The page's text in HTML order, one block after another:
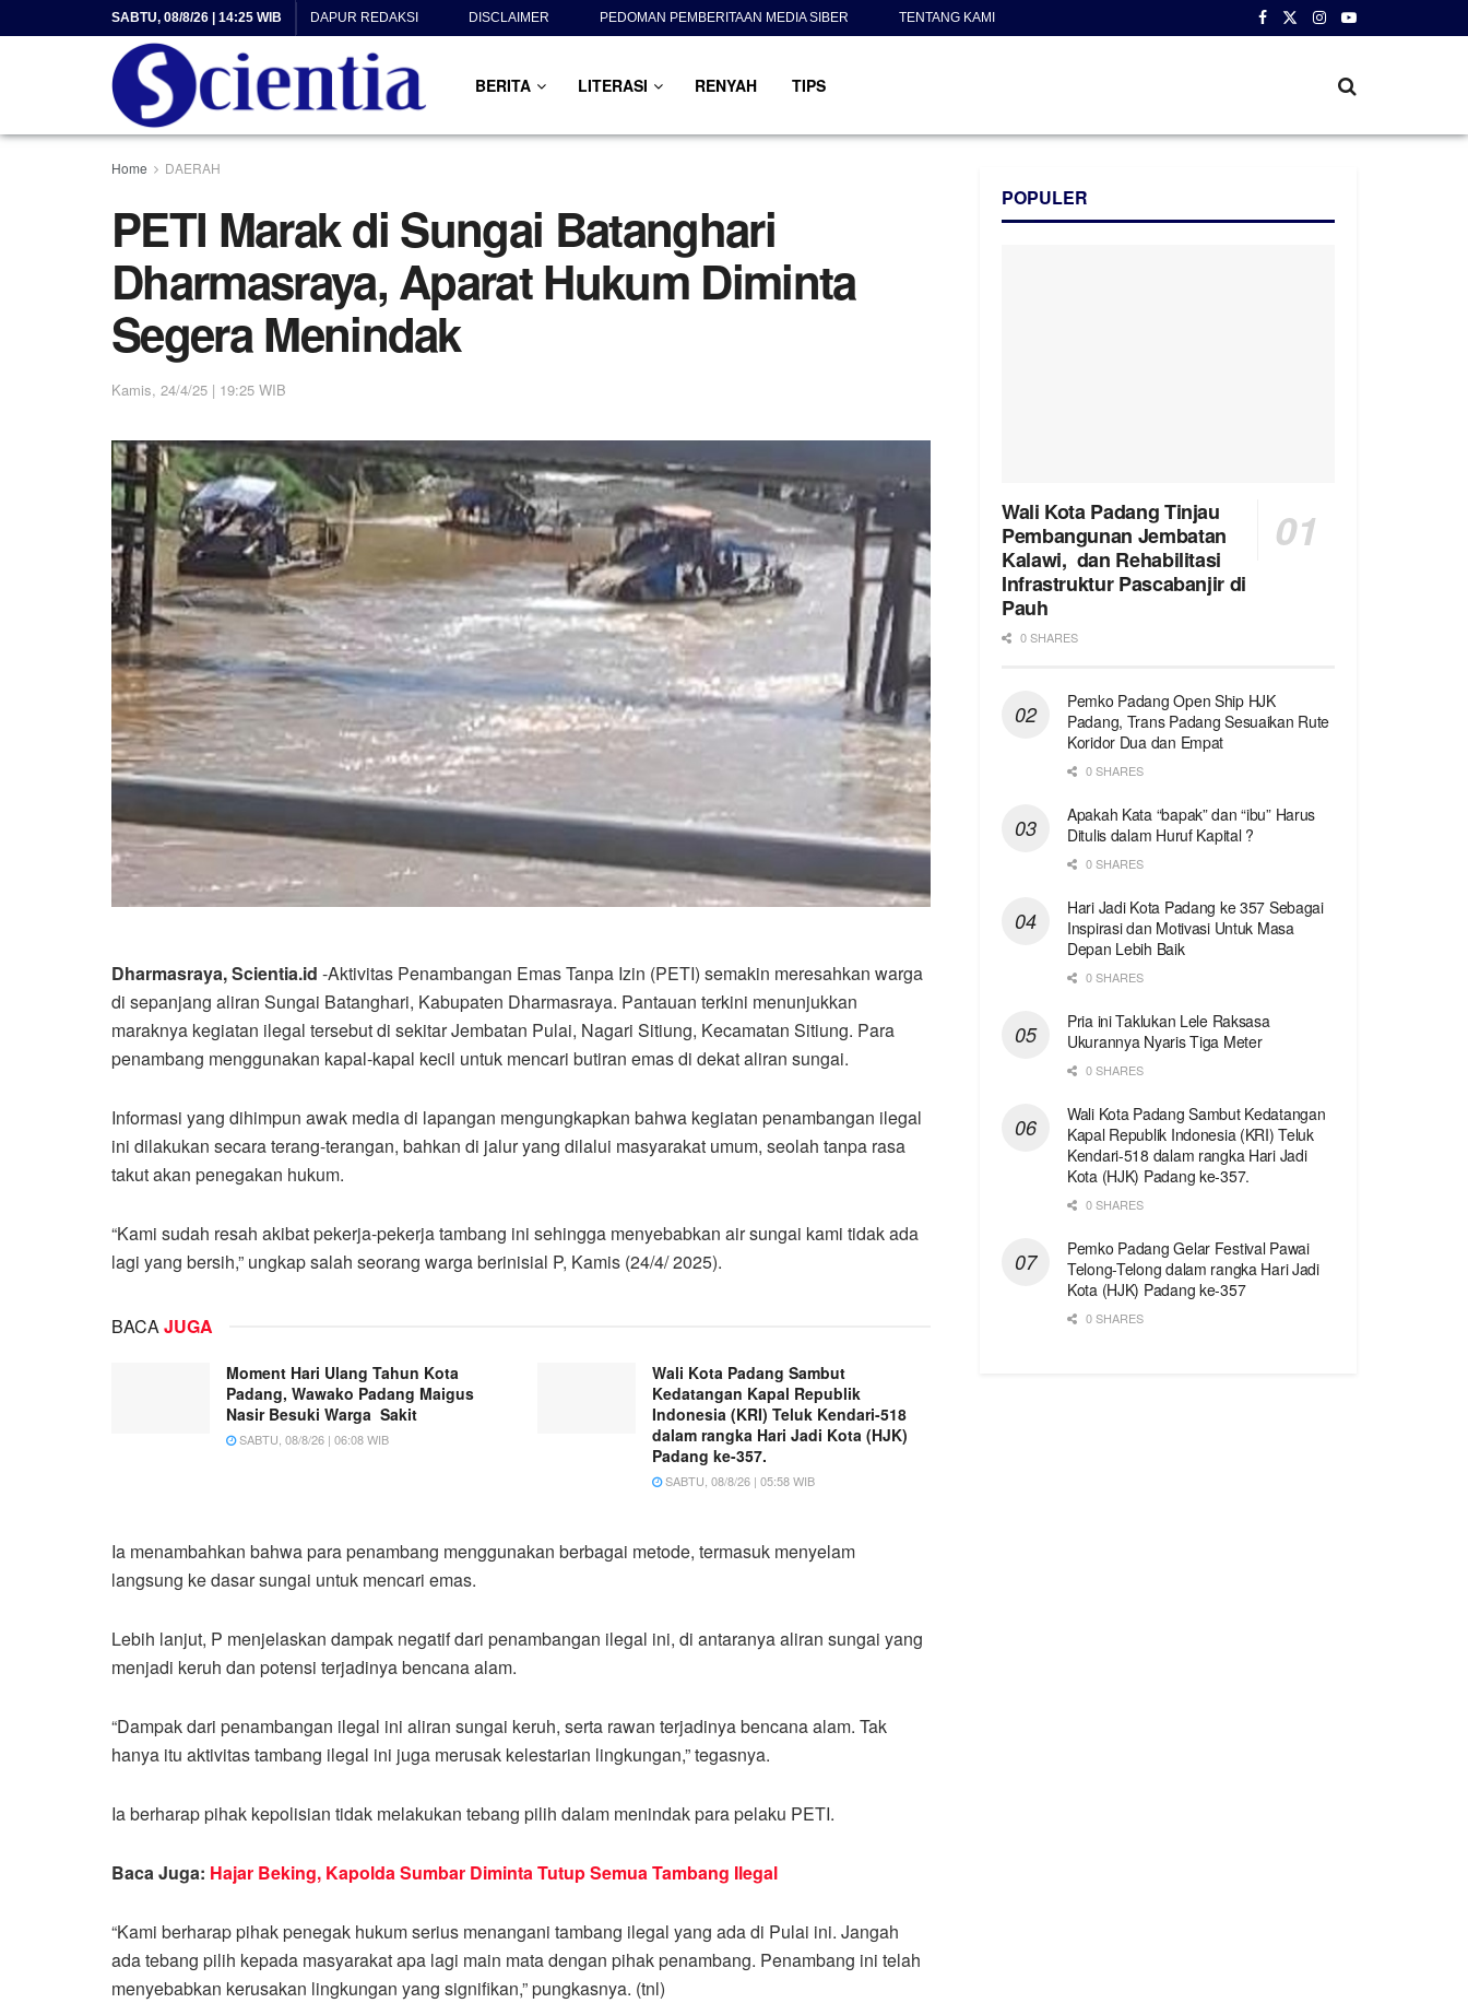
SABTU, 08/8/26 | 14:25 WIB DAPUR REDAKSI DISCLAIMER PEDOMAN PEMBERITAAN MEDIA SIBER TENTANG KAMI
BERITA LITERASI RENYAH TIPS
Home DAERAH
PETI Marak di Sungai Batanghari
Dharmasraya, Aparat Hukum Diminta
Segera Menindak
Kamis, 24/4/25 | 19:25 WIB
Dharmasraya, Scientia.id -Aktivitas Penambangan Emas Tanpa Izin (PETI) semakin meresahkan warga
di sepanjang aliran Sungai Batanghari, Kabupaten Dharmasraya. Pantauan terkini menunjukkan
maraknya kegiatan ilegal tersebut di sekitar Jembatan Pulai, Nagari Sitiung, Kecamatan Sitiung. Para
penambang menggunakan kapal-kapal kecil untuk mencari butiran emas di dekat aliran sungai.
Informasi yang dihimpun awak media di lapangan mengungkapkan bahwa kegiatan penambangan ilegal
ini dilakukan secara terang-terangan, bahkan di jalur yang dilalui masyarakat umum, seolah tanpa rasa
takut akan penegakan hukum.
“Kami sudah resah akibat pekerja-pekerja tambang ini sehingga menyebabkan air sungai kami tidak ada
lagi yang bersih,” ungkap salah seorang warga berinisial P, Kamis (24/4/ 2025).
BACAJUGA
Moment Hari Ulang Tahun Kota
Padang, Wawako Padang Maigus
Nasir Besuki Warga Sakit
SABTU, 08/8/26 | 06:08 WIB
Wali Kota Padang Sambut
Kedatangan Kapal Republik
Indonesia (KRI) Teluk Kendari-518
dalam rangka Hari Jadi Kota (HJK)
Padang ke-357.
SABTU, 08/8/26 | 05:58 WIB
Ia menambahkan bahwa para penambang menggunakan berbagai metode, termasuk menyelam
langsung ke dasar sungai untuk mencari emas.
Lebih lanjut, P menjelaskan dampak negatif dari penambangan ilegal ini, di antaranya aliran sungai yang
menjadi keruh dan potensi terjadinya bencana alam.
“Dampak dari penambangan ilegal ini aliran sungai keruh, serta rawan terjadinya bencana alam. Tak
hanya itu aktivitas tambang ilegal ini juga merusak kelestarian lingkungan,” tegasnya.
Ia berharap pihak kepolisian tidak melakukan tebang pilih dalam menindak para pelaku PETI.
Baca Juga: Hajar Beking, Kapolda Sumbar Diminta Tutup Semua Tambang Ilegal
“Kami berharap pihak penegak hukum serius menangani tambang ilegal yang ada di Pulai ini. Jangah
ada tebang pilih kepada masyarakat apa lagi main mata dengan pihak penambang. Penambang ini telah
menyebabkan kerusakan lingkungan yang signifikan,” pungkasnya. (tnl)
POPULER
Wali Kota Padang Tinjau
Pembangunan Jembatan
Kalawi, dan Rehabilitasi
Infrastruktur Pascabanjir di
Pauh
0 SHARES
Pemko Padang Open Ship HJK
Padang, Trans Padang Sesuaikan Rute
Koridor Dua dan Empat
0 SHARES
Apakah Kata “bapak” dan “ibu” Harus
Ditulis dalam Huruf Kapital ?
0 SHARES
Hari Jadi Kota Padang ke 357 Sebagai
Inspirasi dan Motivasi Untuk Masa
Depan Lebih Baik
0 SHARES
Pria ini Taklukan Lele Raksasa
Ukurannya Nyaris Tiga Meter
0 SHARES
Wali Kota Padang Sambut Kedatangan
Kapal Republik Indonesia (KRI) Teluk
Kendari-518 dalam rangka Hari Jadi
Kota (HJK) Padang ke-357.
0 SHARES
Pemko Padang Gelar Festival Pawai
Telong-Telong dalam rangka Hari Jadi
Kota (HJK) Padang ke-357
0 SHARES